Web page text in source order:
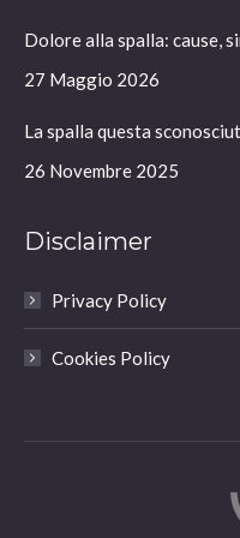
new
window
new
window
new
window
new
window
Dolore alla spalla: cause,
27 Maggio 2026
La spalla questa
26 Novembre 2025
Disclaimer
Privacy Policy
Cookies Policy